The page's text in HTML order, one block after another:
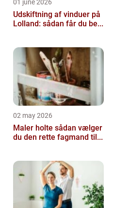
01 june 2026
Udskiftning af vinduer på
Lolland: sådan får du be...
02 may 2026
Maler holte sådan vælger
du den rette fagmand til...